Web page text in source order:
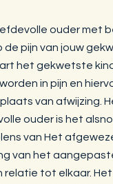
ouder met
de pijn van jouw
het gekwetste
in pijn en
van afwijzing.
ouder is het
van Het
van het
relatie tot elkaar.